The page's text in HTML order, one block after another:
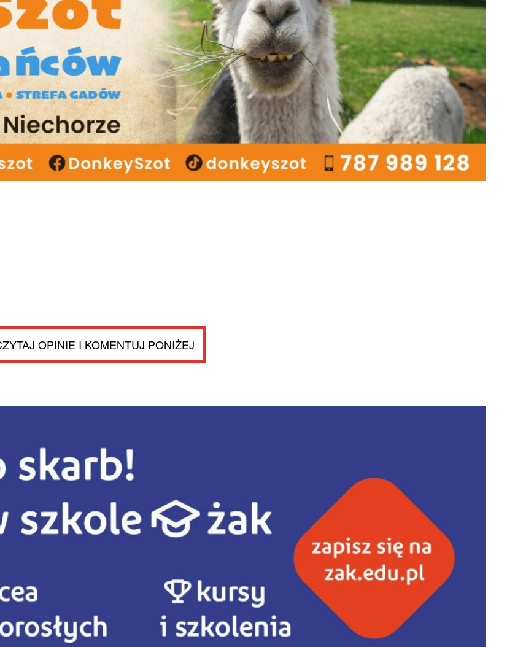
OPINIE I KOMENTUJ PONIŻEJ